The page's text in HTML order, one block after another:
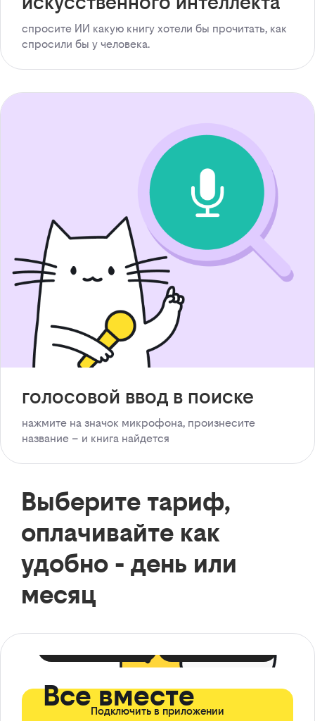
спросите ИИ какую книгу хотели бы прочитать, как
спросили бы у человека.
голосовой ввод в поиске
нажмите на значок микрофона, произнесите
название – и книга найдется
Выберите тариф,
оплачивайте как
удобно - день или
месяц
Все вместе
Подключить в приложении